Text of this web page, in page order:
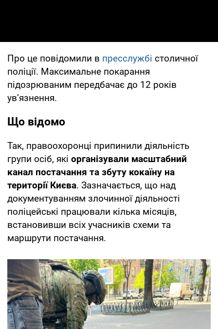
Про це повідомили в пресслужбі столичної
поліції. Максимальне покарання
підозрюваним передбачає до 12 років
ув’язнення.
Що відомо
Так, правоохоронці припинили діяльність
групи осіб, які організували масштабний
канал постачання та збуту кокаїну на
території Києва. Зазначається, що над
документуванням злочинної діяльності
поліцейські працювали кілька місяців,
встановивши всіх учасників схеми та
маршрути постачання.